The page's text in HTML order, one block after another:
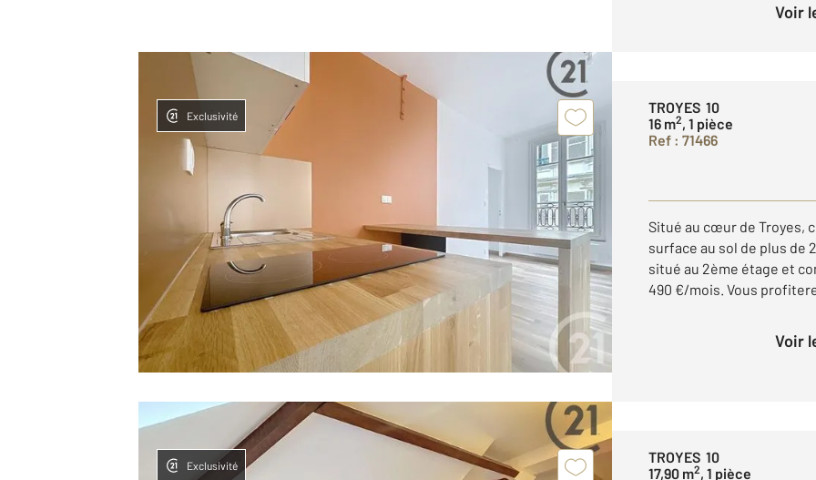
Voir
Exclusivité
TROYES 10
16 m2, 1 pièce
Ref : 71466
Situé au cœur de Troyes,
surface au sol de plus de
situé au 2ème étage et
490 €/mois. Vous
Voir
Exclusivité
TROYES 10
17,90 m2, 1 pièce